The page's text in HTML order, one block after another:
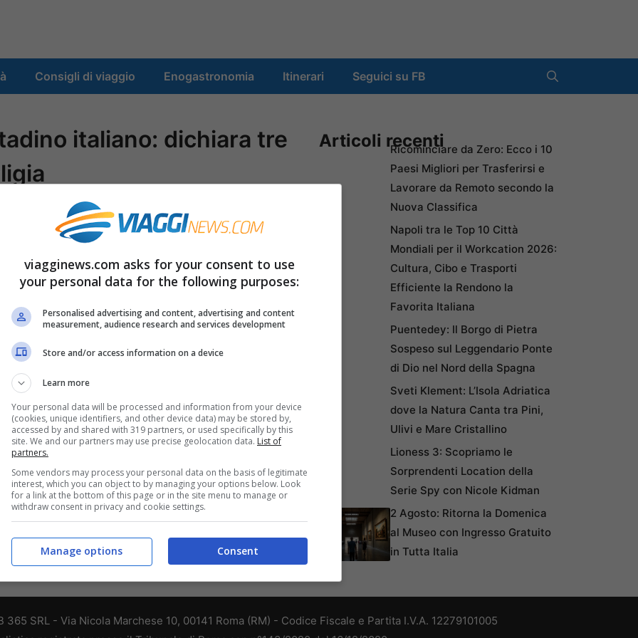
Consigli di viaggio Enogastronomia Itinerari Seguici su FB
italiano: dichiara tre
Roma-Uno scherzo alla dogana è
caro a Fabrizio Salvini che, in partenza
Manila, ha dichiarato di avere tre bombe
in tasca e di appartenere ad Al-
Nelle Filippine vi sono leggi severe a
di questo tipo di battute -negli
vi sono chiari avvisi- e ora il cittadino
Articoli recentiRicominciare da Zero: Ecco i 10
Paesi Migliori per Trasferirsi e
Lavorare da Remoto secondo la
Nuova Classifica
Napoli tra le Top 10 Città
Mondiali per il Workcation 2026:
Cultura, Cibo e Trasporti
Efficiente la Rendono la
Favorita Italiana
Puentedey: Il Borgo di Pietra
Sospeso sul Leggendario Ponte
di Dio nel Nord della Spagna
Sveti Klement: L’Isola Adriatica
dove la Natura Canta tra Pini,
Ulivi e Mare Cristallino
Lioness 3: Scopriamo le
Sorprendenti Location della
Serie Spy con Nicole Kidman
2 Agosto: Ritorna la Domenica
al Museo con Ingresso Gratuito
in Tutta Italia
SRL - Via Nicola Marchese 10, 00141 Roma (RM) - Codice Fiscale e Partita I.V.A. 12279101005
viagginews.com asks for your consent to use
your personal data for the following purposes:
Personalised advertising and content, advertising and content
measurement, audience research and services development
Store and/or access information on a device
Learn more
Your personal data will be processed and information from your device
(cookies, unique identifiers, and other device data) may be stored by,
accessed by and shared with 319 partners, or used specifically by this
site. We and our partners may use precise geolocation data. List of
partners.
Some vendors may process your personal data on the basis of legitimate
interest, which you can object to by managing your options below. Look
for a link at the bottom of this page or in the site menu to manage or
withdraw consent in privacy and cookie settings.
Consent
Manage options